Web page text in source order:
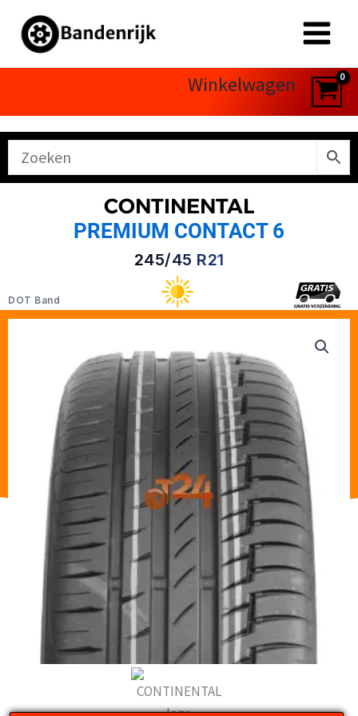
naar
Winkelwagen
CONTINENTAL
PREMIUM CONTACT 6
245/45 R21
DOT Band